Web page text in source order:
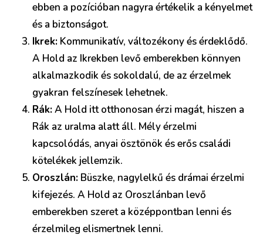
ebben a pozícióban nagyra értékelik a kényelmet
és a biztonságot.
Ikrek: Kommunikatív, változékony és érdeklődő.
A Hold az Ikrekben levő emberekben könnyen
alkalmazkodik és sokoldalú, de az érzelmek
gyakran felszínesek lehetnek.
Rák:A Hold itt otthonosan érzi magát, hiszen a
Rák az uralma alatt áll. Mély érzelmi
kapcsolódás, anyai ösztönök és erős családi
kötelékek jellemzik.
Oroszlán: Büszke, nagylelkű és drámai érzelmi
kifejezés. A Hold az Oroszlánban levő
emberekben szeret a középpontban lenni és
érzelmileg elismertnek lenni.